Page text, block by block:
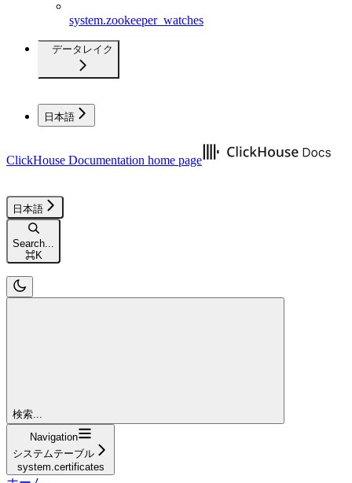
system.zookeeper_watches
データレイク
日本語
ClickHouse Documentation home page
日本語
Search...
⌘K
検索...
Navigation
システムテーブル
system.certificates